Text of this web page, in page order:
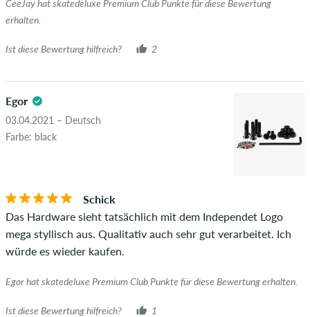
wirklich besitzen oder besessen haben.
CeeJay hat skatedeluxe Premium Club Punkte für diese Bewertung
erhalten.
Ist diese Bewertung hilfreich? 2
Egor
03.04.2021 – Deutsch
Farbe: black
Schick
Das Hardware sieht tatsächlich mit dem Independet Logo
mega styllisch aus. Qualitativ auch sehr gut verarbeitet. Ich
würde es wieder kaufen.
Egor hat skatedeluxe Premium Club Punkte für diese Bewertung erhalten.
Ist diese Bewertung hilfreich? 1